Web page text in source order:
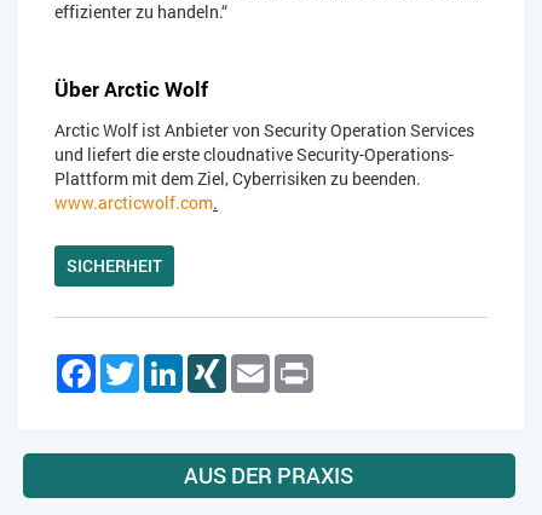
effizienter zu handeln.“
Über Arctic Wolf
Arctic Wolf ist Anbieter von Security Operation Services
und liefert die erste cloudnative Security-Operations-
Plattform mit dem Ziel, Cyberrisiken zu beenden.
www.arcticwolf.com.
SICHERHEIT
Facebook
TwitterLinkedInXING Email
AUS DER PRAXIS